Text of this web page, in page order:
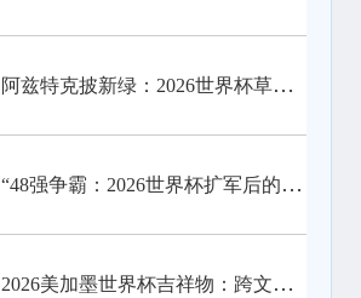
阿兹特克披新绿：2026世界杯草皮技术升级前瞻
“48强争霸：2026世界杯扩军后的淘汰赛格局重塑”
2026美加墨世界杯吉祥物：跨文化融合与未来足球精神的视觉诠释